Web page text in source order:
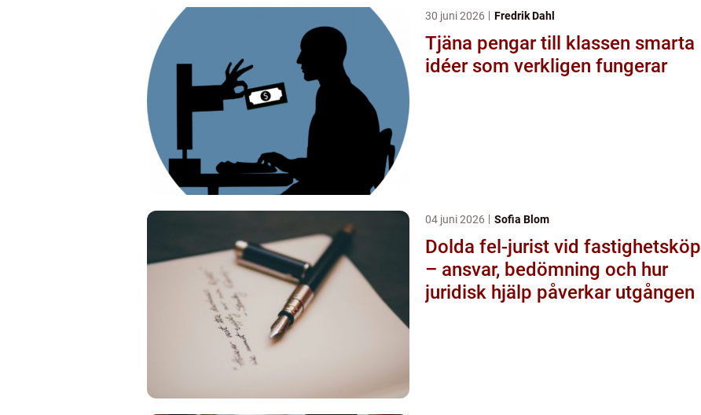
30 juni 2026 Fredrik Dahl
Tjäna pengar till klassen smarta
idéer som verkligen fungerar
04 juni 2026 Sofia Blom
Dolda fel-jurist vid fastighetsköp
– ansvar, bedömning och hur
juridisk hjälp påverkar utgången